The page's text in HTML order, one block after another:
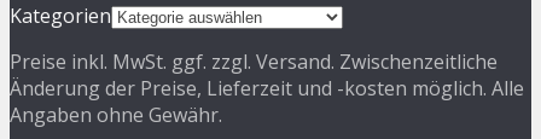
Kategorien
Preise inkl. MwSt. ggf. zzgl. Versand. Zwischenzeitliche
Änderung der Preise, Lieferzeit und -kosten möglich. Alle
Angaben ohne Gewähr.